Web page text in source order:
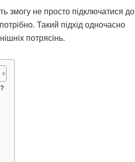
змогу не просто підключатися до
Такий підхід одночасно
потрясінь.